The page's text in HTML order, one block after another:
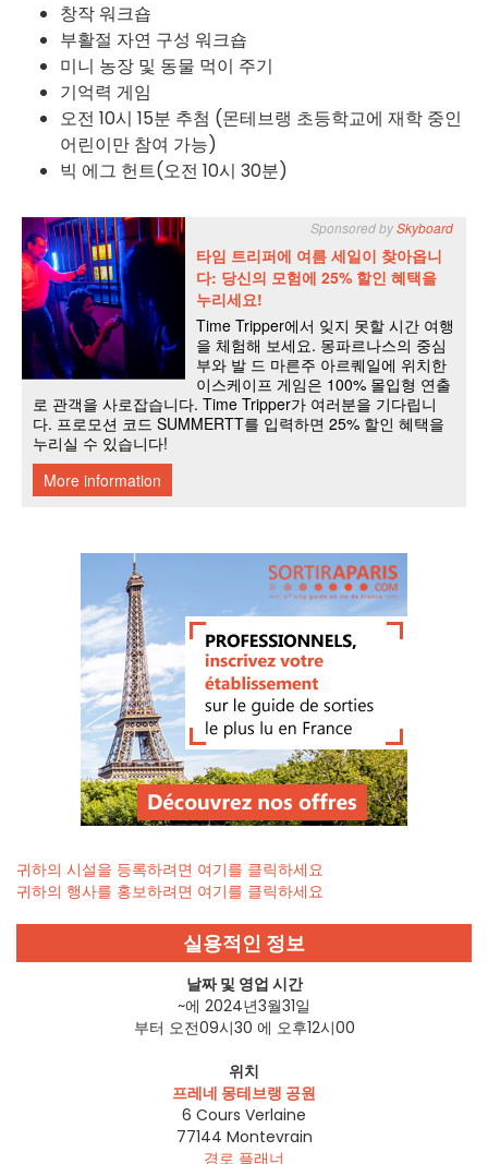
창작 워크숍
부활절 자연 구성 워크숍
미니 농장 및 동물 먹이 주기
기억력 게임
오전 10시 15분 추첨 (몬테브랭 초등학교에 재학 중인
어린이만 참여 가능)
빅 에그 헌트(오전 10시 30분)
귀하의 시설을 등록하려면 여기를 클릭하세요
귀하의 행사를 홍보하려면 여기를 클릭하세요
실용적인 정보
날짜 및 영업 시간
~에 2024년3월31일
부터 오전09시30 에 오후12시00
위치
프레네 몽테브랭 공원
6 Cours Verlaine
77144 Montevrain
경로 플래너